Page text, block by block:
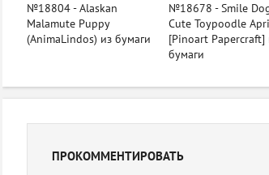
№18804 - Alaskan
Malamute Puppy
(AnimaLindos) из бумаги
№18678 - Smile
Cute Toypoodle
[Pinoart Papercraft]
бумаги
ПРОКОММЕНТИРОВАТЬ